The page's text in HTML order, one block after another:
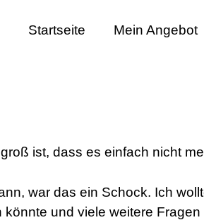
Startseite Mein Angebot
ist, dass es einfach nicht
war das ein Schock. Ich
und viele weitere